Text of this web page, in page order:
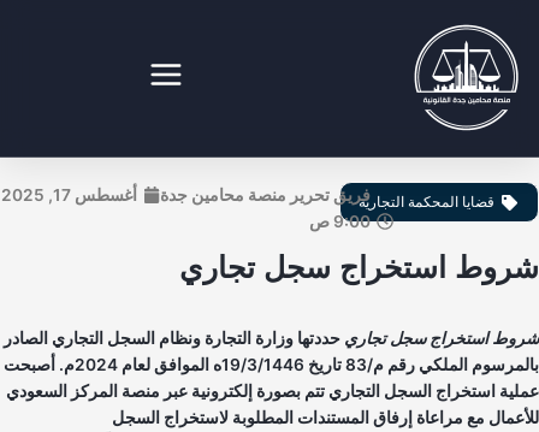
قضايا المحكمة التجاريةفريق تحرير منصة محامين جدة
أغسطس 17, 2025
9:00 ص
استخراج سجل تجاري
استخراج سجل تجاريحددتها وزارة التجارة ونظام السجل التجاري الصادر
بالمرسوم الملكي رقم م/83 تاريخ 19/3/1446ه الموافق لعام 2024م. أصبحت
استخراج السجل التجاري تتم بصورة إلكترونية عبر منصة المركز السعودي
مع مراعاة إرفاق المستندات المطلوبة لاستخراج السجل